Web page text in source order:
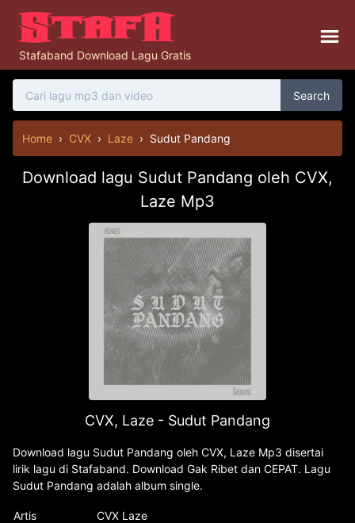
Stafaband Download Lagu Gratis
Search
Home › CVX › Laze › Sudut Pandang
Download lagu Sudut Pandang oleh CVX,
Laze Mp3
CVX, Laze - Sudut Pandang
Download lagu Sudut Pandang oleh CVX, Laze Mp3 disertai
lirik lagu di Stafaband. Download Gak Ribet dan CEPAT. Lagu
Sudut Pandang adalah album single.
Artis
CVX Laze